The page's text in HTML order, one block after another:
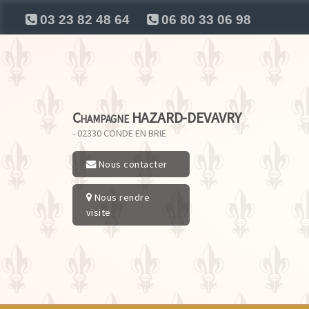
03 23 82 48 64 06 80 33 06 98
Champagne HAZARD-DEVAVRY
- 02330 CONDE EN BRIE
Nous contacter
Nous rendre
visite